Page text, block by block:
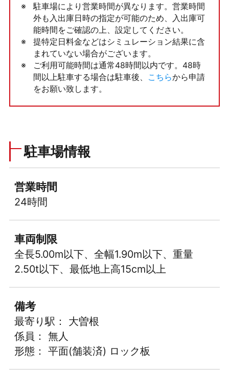
駐車場により営業時間が異なります。営業時間
外も入出庫日時の指定が可能のため、入出庫可
能時間をご確認の上、設定してください。
提特定日料金などはシミュレーション結果に含
まれていない場合がございます。
ご利用可能時間は通常48時間以内です。48時
間以上駐車する場合は駐車後、
こちらから申請
をお願い致します。
駐車場情報
営業時間
24時間
車両制限
全長5.00m以下、全幅1.90m以下、重量
2.50t以下、最低地上高15cm以上
備考
最寄り駅： 大曽根
係員： 無人
形態： 平面(舗装済) ロック板